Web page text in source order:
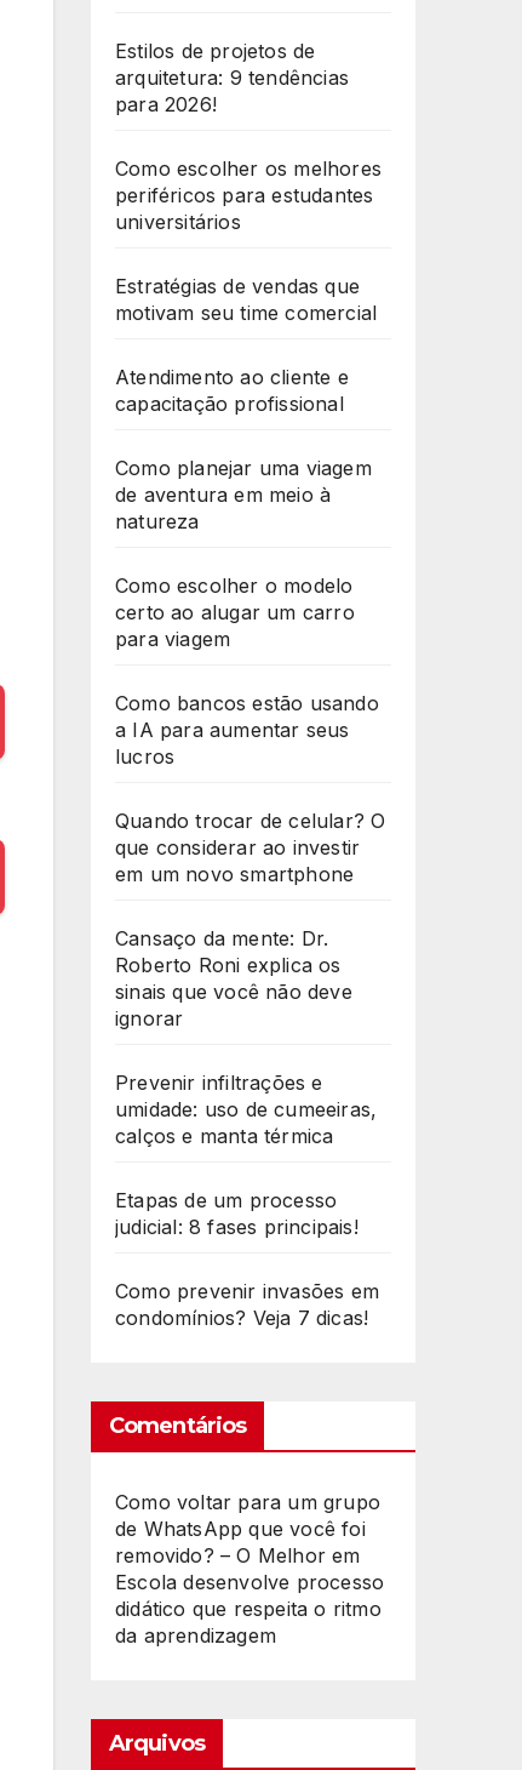
Estilos de projetos de
arquitetura: 9 tendências
para 2026!
Como escolher os melhores
periféricos para estudantes
universitários
Estratégias de vendas que
motivam seu time comercial
Atendimento ao cliente e
capacitação profissional
Como planejar uma viagem
de aventura em meio à
natureza
Como escolher o modelo
certo ao alugar um carro
para viagem
Como bancos estão usando
a IA para aumentar seus
lucros
Quando trocar de celular? O
que considerar ao investir
em um novo smartphone
Cansaço da mente: Dr.
Roberto Roni explica os
sinais que você não deve
ignorar
Prevenir infiltrações e
umidade: uso de cumeeiras,
calços e manta térmica
Etapas de um processo
judicial: 8 fases principais!
Como prevenir invasões em
condomínios? Veja 7 dicas!
Comentários
Como voltar para um grupo
de WhatsApp que você foi
removido? – O Melhor em
Escola desenvolve processo
didático que respeita o ritmo
da aprendizagem
Arquivos